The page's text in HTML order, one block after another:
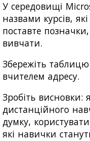
У середовищі
назвами курсів,
поставте
вивчати.
Збережіть таблицю
вчителем адресу.
Зробіть висновки:
дистанційного
думку,
які навички